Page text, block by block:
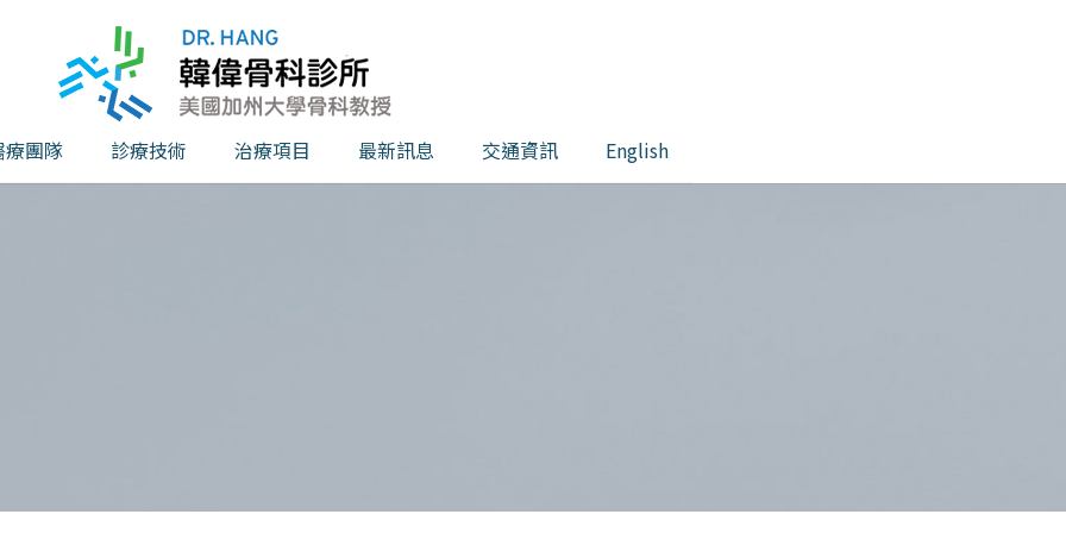
療團隊 診療技術 治療項目 最新訊息 交通資訊 English